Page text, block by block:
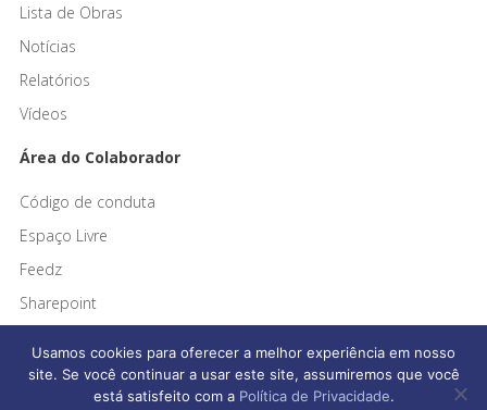
Lista de Obras
Notícias
Relatórios
Vídeos
Área do Colaborador
Código de conduta
Espaço Livre
Feedz
Sharepoint
Usamos cookies para oferecer a melhor experiência em nosso
site. Se você continuar a usar este site, assumiremos que você
está satisfeito com a Política de Privacidade.